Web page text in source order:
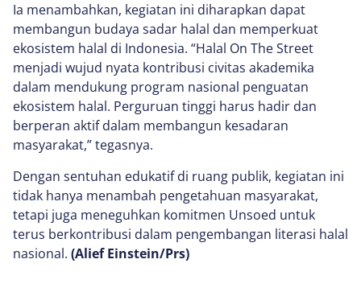
Ia menambahkan, kegiatan ini diharapkan dapat
membangun budaya sadar halal dan memperkuat
ekosistem halal di Indonesia. “Halal On The Street
menjadi wujud nyata kontribusi civitas akademika
dalam mendukung program nasional penguatan
ekosistem halal. Perguruan tinggi harus hadir dan
berperan aktif dalam membangun kesadaran
masyarakat,” tegasnya.
Dengan sentuhan edukatif di ruang publik, kegiatan ini
tidak hanya menambah pengetahuan masyarakat,
tetapi juga meneguhkan komitmen Unsoed untuk
terus berkontribusi dalam pengembangan literasi halal
nasional. (Alief Einstein/Prs)